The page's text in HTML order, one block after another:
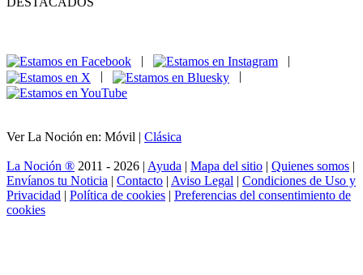
|
|
|
|
Ver La Noción en: Móvil | Clásica
La Noción ® 2011 - 2026 | Ayuda | Mapa del sitio | Quienes somos |
Envíanos tu Noticia | Contacto | Aviso Legal | Condiciones de Uso y
Privacidad | Política de cookies | Preferencias del consentimiento de
cookies